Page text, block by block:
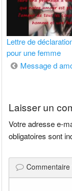
Lettre de
pour une femme
Navigation
Message d
Laisser un
Votre adresse e-
obligatoires sont
Commentaire